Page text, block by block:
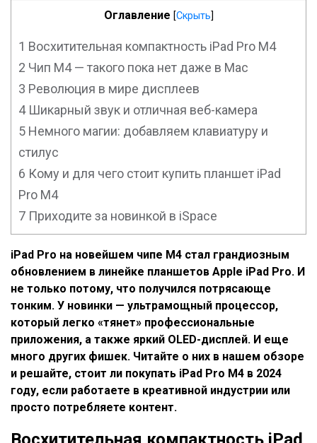
Оглавление [Скрыть]
1 Восхитительная компактность iPad Pro M4
2 Чип М4 — такого пока нет даже в Mac
3 Революция в мире дисплеев
4Шикарный звук и отличная веб-камера
5 Немного магии: добавляем клавиатуру и
стилус
6 Кому и для чего стоит купить планшет iPad
Pro M4
7 Приходите за новинкой в iSpace
iPad Pro на новейшем чипе M4 стал грандиозным
обновлением в линейке планшетов Apple iPad Pro. И
не только потому, что получился потрясающе
тонким. У новинки — ультрамощный процессор,
который легко «тянет» профессиональные
приложения, а также яркий OLED-дисплей. И еще
много других фишек. Читайте о них в нашем обзоре
и решайте, стоит ли покупать iPad Pro M4 в 2024
году, если работаете в креативной индустрии или
просто потребляете контент.